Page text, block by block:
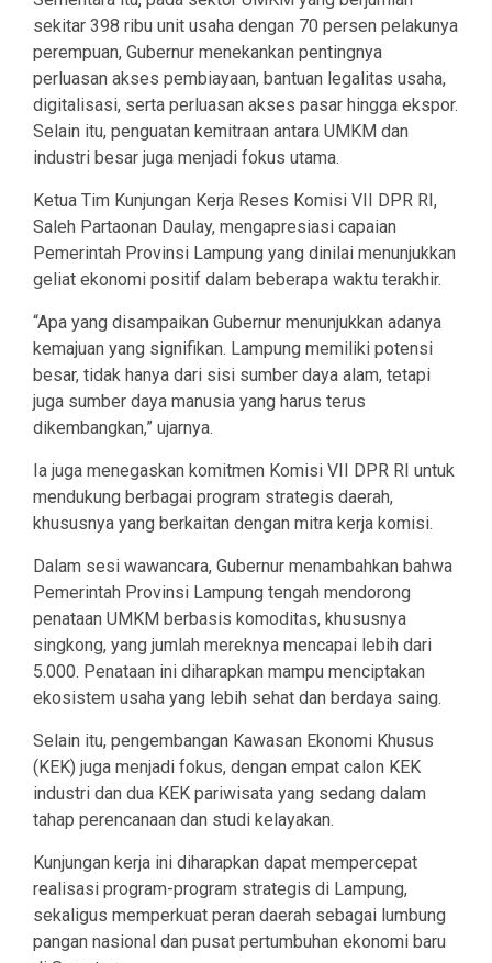
sekitar 398 ribu unit usaha dengan 70 persen pelakunya
perempuan, Gubernur menekankan pentingnya
perluasan akses pembiayaan, bantuan legalitas usaha,
digitalisasi, serta perluasan akses pasar hingga ekspor.
Selain itu, penguatan kemitraan antara UMKM dan
industri besar juga menjadi fokus utama.
Ketua Tim Kunjungan Kerja Reses Komisi VII DPR RI,
Saleh Partaonan Daulay, mengapresiasi capaian
Pemerintah Provinsi Lampung yang dinilai menunjukkan
geliat ekonomi positif dalam beberapa waktu terakhir.
“Apa yang disampaikan Gubernur menunjukkan adanya
kemajuan yang signifikan. Lampung memiliki potensi
besar, tidak hanya dari sisi sumber daya alam, tetapi
juga sumber daya manusia yang harus terus
dikembangkan,” ujarnya.
Ia juga menegaskan komitmen Komisi VII DPR RI untuk
mendukung berbagai program strategis daerah,
khususnya yang berkaitan dengan mitra kerja komisi.
Dalam sesi wawancara, Gubernur menambahkan bahwa
Pemerintah Provinsi Lampung tengah mendorong
penataan UMKM berbasis komoditas, khususnya
singkong, yang jumlah mereknya mencapai lebih dari
5.000. Penataan ini diharapkan mampu menciptakan
ekosistem usaha yang lebih sehat dan berdaya saing.
Selain itu, pengembangan Kawasan Ekonomi Khusus
(KEK) juga menjadi fokus, dengan empat calon KEK
industri dan dua KEK pariwisata yang sedang dalam
tahap perencanaan dan studi kelayakan.
Kunjungan kerja ini diharapkan dapat mempercepat
realisasi program-program strategis di Lampung,
sekaligus memperkuat peran daerah sebagai lumbung
pangan nasional dan pusat pertumbuhan ekonomi baru